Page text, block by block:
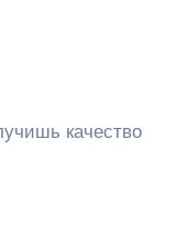
качество